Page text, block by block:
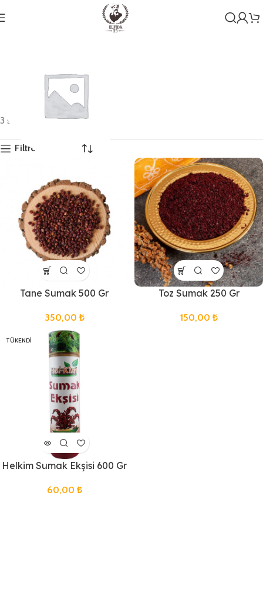
1 ürün
3 sonucun tümü gösteriliyor
Filtreleri Göster
Tane Sumak 500 Gr
350,00 ₺
Toz Sumak 250 Gr
150,00 ₺
TÜKENDI
Helkim Sumak Ekşisi 600 Gr
60,00 ₺